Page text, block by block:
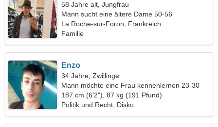
58 Jahre alt, Jungfrau
Mann sucht eine ältere Dame 50-56
La Roche-sur-Foron, Frankreich
Familie
Enzo
34 Jahre, Zwillinge
Mann möchte eine Frau kennenlernen 23-30
187 cm (6'2"), 87 kg (191 Pfund)
Politik und Recht, Disko